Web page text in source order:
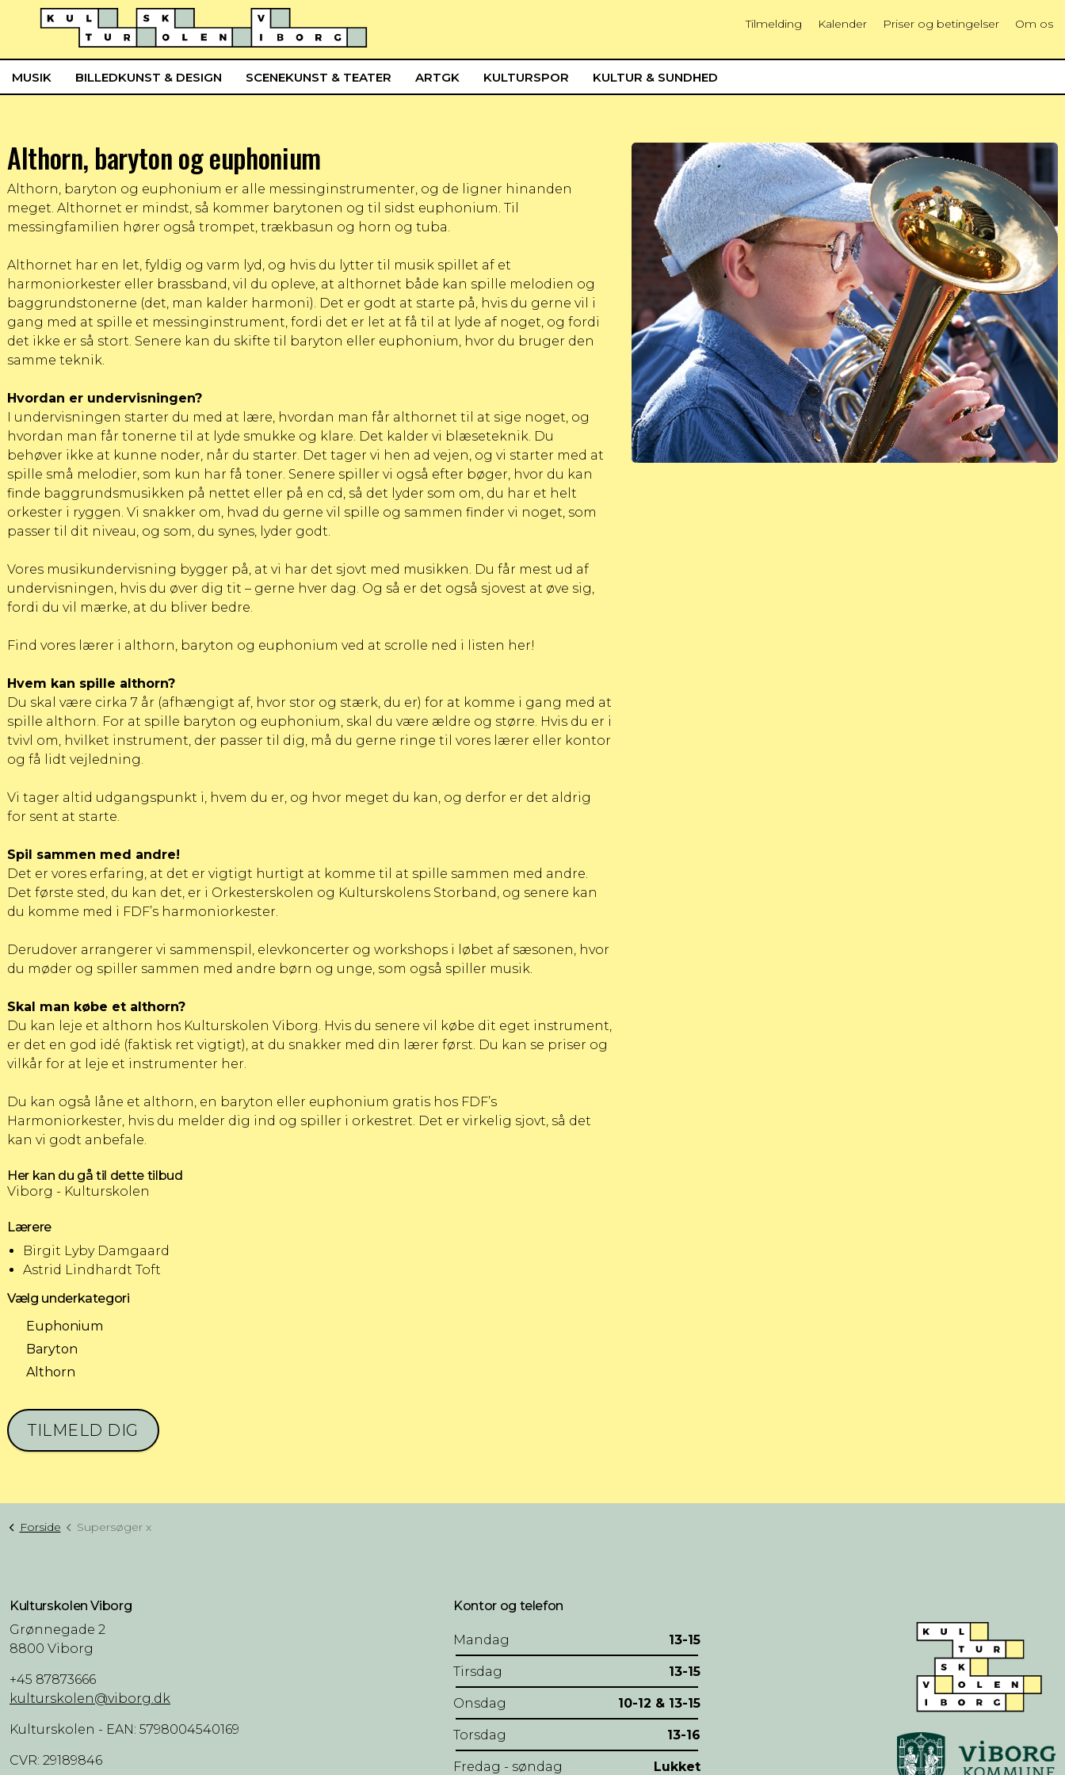
MUSIK BILLEDKUNST & DESIGN SCENEKUNST & TEATER ARTGK KULTURSPOR KULTUR & SUNDHED
Tilmelding Kalender Priser og betingelser Om os
Althorn, baryton og euphonium
Althorn, baryton og euphonium er alle messinginstrumenter, og de ligner hinanden
meget. Althornet er mindst, så kommer barytonen og til sidst euphonium. Til
messingfamilien hører også trompet, trækbasun og horn og tuba.
Althornet har en let, fyldig og varm lyd, og hvis du lytter til musik spillet af et
harmoniorkester eller brassband, vil du opleve, at althornet både kan spille melodien og
baggrundstonerne (det, man kalder harmoni). Det er godt at starte på, hvis du gerne vil i
gang med at spille et messinginstrument, fordi det er let at få til at lyde af noget, og fordi
det ikke er så stort. Senere kan du skifte til baryton eller euphonium, hvor du bruger den
samme teknik.
Hvordan er undervisningen?
I undervisningen starter du med at lære, hvordan man får althornet til at sige noget, og
hvordan man får tonerne til at lyde smukke og klare. Det kalder vi blæseteknik. Du
behøver ikke at kunne noder, når du starter. Det tager vi hen ad vejen, og vi starter med at
spille små melodier, som kun har få toner. Senere spiller vi også efter bøger, hvor du kan
finde baggrundsmusikken på nettet eller på en cd, så det lyder som om, du har et helt
orkester i ryggen. Vi snakker om, hvad du gerne vil spille og sammen finder vi noget, som
passer til dit niveau, og som, du synes, lyder godt.
Vores musikundervisning bygger på, at vi har det sjovt med musikken. Du får mest ud af
undervisningen, hvis du øver dig tit – gerne hver dag. Og så er det også sjovest at øve sig,
fordi du vil mærke, at du bliver bedre.
Find vores lærer i althorn, baryton og euphonium ved at scrolle ned i listen her!
Hvem kan spille althorn?
Du skal være cirka 7 år (afhængigt af, hvor stor og stærk, du er) for at komme i gang med at
spille althorn. For at spille baryton og euphonium, skal du være ældre og større. Hvis du er i
tvivl om, hvilket instrument, der passer til dig, må du gerne ringe til vores lærer eller kontor
og få lidt vejledning.
Vi tager altid udgangspunkt i, hvem du er, og hvor meget du kan, og derfor er det aldrig
for sent at starte.
Spil sammen med andre!
Det er vores erfaring, at det er vigtigt hurtigt at komme til at spille sammen med andre.
Det første sted, du kan det, er i Orkesterskolen og Kulturskolens Storband, og senere kan
du komme med i FDF’s harmoniorkester.
Derudover arrangerer vi sammenspil, elevkoncerter og workshops i løbet af sæsonen, hvor
du møder og spiller sammen med andre børn og unge, som også spiller musik.
Skal man købe et althorn?
Du kan leje et althorn hos Kulturskolen Viborg. Hvis du senere vil købe dit eget instrument,
er det en god idé (faktisk ret vigtigt), at du snakker med din lærer først. Du kan se priser og
vilkår for at leje et instrumenter her.
Du kan også låne et althorn, en baryton eller euphonium gratis hos FDF’s
Harmoniorkester, hvis du melder dig ind og spiller i orkestret. Det er virkelig sjovt, så det
kan vi godt anbefale.
Her kan du gå til dette tilbud
Viborg - Kulturskolen
Lærere
Birgit Lyby Damgaard
Astrid Lindhardt Toft
Vælg underkategori
Euphonium
Baryton
Althorn
TILMELD DIG
Forside Supersøger x
Kulturskolen Viborg
Grønnegade 2
8800 Viborg
+45 87873666
kulturskolen@viborg.dk
Kulturskolen - EAN: 5798004540169
CVR: 29189846
Kontor og telefon
Mandag 13-15
Tirsdag 13-15
Onsdag 10-12 & 13-15
Torsdag 13-16
Fredag - søndag Lukket